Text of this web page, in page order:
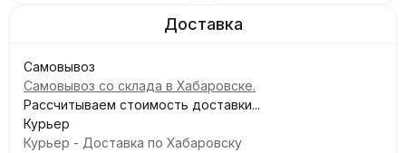
Самовывоз
Самовывоз со склада в Хабаровске.
Рассчитываем стоимость доставки...
Курьер
Курьер - Доставка по Хабаровску